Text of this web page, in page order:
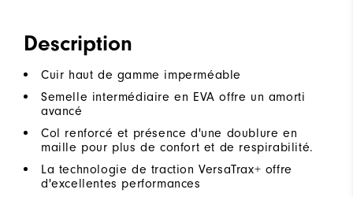
Description
Cuir haut de gamme imperméable
Semelle intermédiaire en EVA offre un amorti
avancé
Col renforcé et présence d'une doublure en
maille pour plus de confort et de respirabilité.
La technologie de traction VersaTrax+ offre
d'excellentes performances